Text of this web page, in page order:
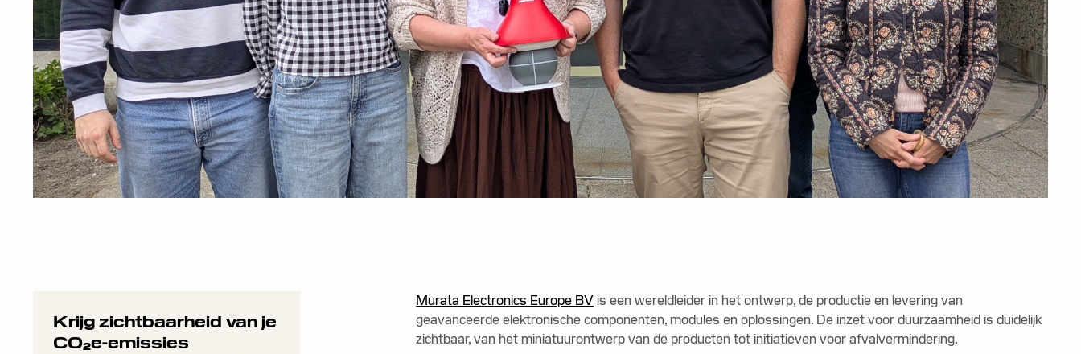
Krijg zichtbaarheid van je
CO₂e-emissies
Murata Electronics Europe BV is een wereldleider in het ontwerp, de productie en levering van
geavanceerde elektronische componenten, modules en oplossingen. De inzet voor duurzaamheid is duidelijk
zichtbaar, van het miniatuurontwerp van de producten tot initiatieven voor afvalvermindering.